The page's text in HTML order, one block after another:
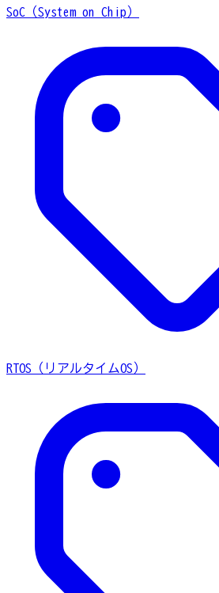
SoC（System on Chip）
RTOS（リアルタイムOS）